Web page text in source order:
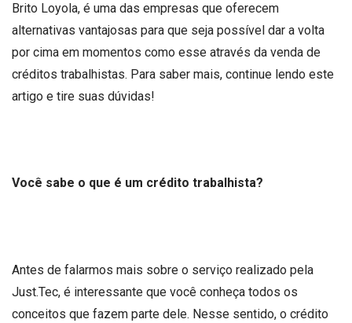
Brito Loyola, é uma das empresas que oferecem
alternativas vantajosas para que seja possível dar a volta
por cima em momentos como esse através da venda de
créditos trabalhistas. Para saber mais, continue lendo este
artigo e tire suas dúvidas!
Você sabe o que é um crédito trabalhista?
Antes de falarmos mais sobre o serviço realizado pela
Just.Tec, é interessante que você conheça todos os
conceitos que fazem parte dele. Nesse sentido, o crédito